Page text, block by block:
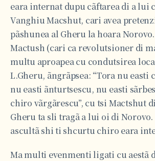
eara internat dupu cãftarea di a lui
Vanghiu Macshut, cari avea
pãshunea al Gheru la hoara
Mactush (cari ca revolutsioner di
multu aproapea cu condutsirea
L.Gheru, ãngrãpsea: “Tora nu easti
nu easti ãnturtsescu, nu easti
chiro vãrgãrescu”, cu tsi Mactshut
Gheru ta sli tragã a lui oi di
ascultã shi ti shcurtu chiro eara
Ma multi evenmenti ligati cu aestã